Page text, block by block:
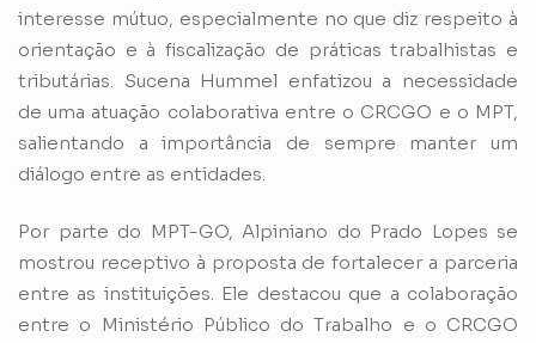
interesse mútuo, especialmente no que diz respeito à
orientação e à fiscalização de práticas trabalhistas e
tributárias. Sucena Hummel enfatizou a necessidade
de uma atuação colaborativa entre o CRCGO e o MPT,
salientando a importância de sempre manter um
diálogo entre as entidades.
Por parte do MPT-GO, Alpiniano do Prado Lopes se
mostrou receptivo à proposta de fortalecer a parceria
entre as instituições. Ele destacou que a colaboração
entre o Ministério Público do Trabalho e o CRCGO